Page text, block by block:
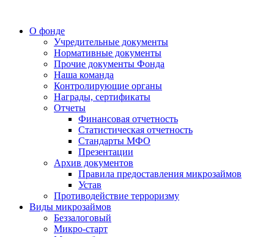
О фонде
Учредительные документы
Нормативные документы
Прочие документы Фонда
Наша команда
Контролирующие органы
Награды, сертификаты
Отчеты
Финансовая отчетность
Статистическая отчетность
Стандарты МФО
Презентации
Архив документов
Правила предоставления микрозаймов
Устав
Противодействие терроризму
Виды микрозаймов
Беззалоговый
Микро-старт